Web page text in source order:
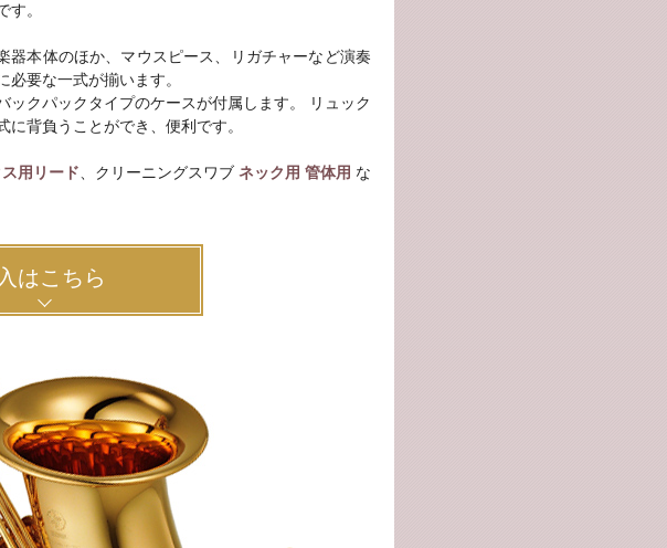
す。
器本体のほか、マウスピース、リガチャーなど演奏
必要な一式が揃います。
ックパックタイプのケースが付属します。 リュック
に背負うことができ、便利です。
用リード 、クリーニングスワブ ネック用 管体用 な
はこちら